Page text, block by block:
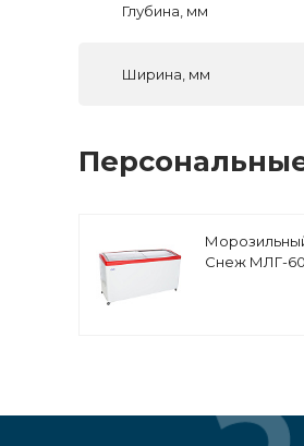
Глубина, мм
Ширина, мм
Снеж МЛГ-